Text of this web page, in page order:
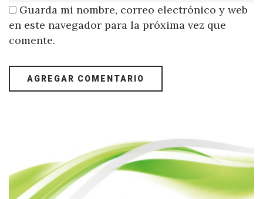
Guarda mi nombre, correo electrónico y web
en este navegador para la próxima vez que
comente.